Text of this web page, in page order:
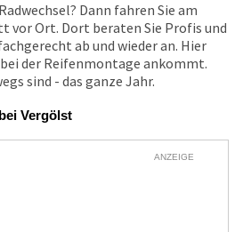
Dann fahren Sie am
vor Ort. Dort beraten Sie Profis und
ab und wieder an. Hier
der Reifenmontage ankommt.
sind - das ganze Jahr.
Vergölst
ANZEIGE